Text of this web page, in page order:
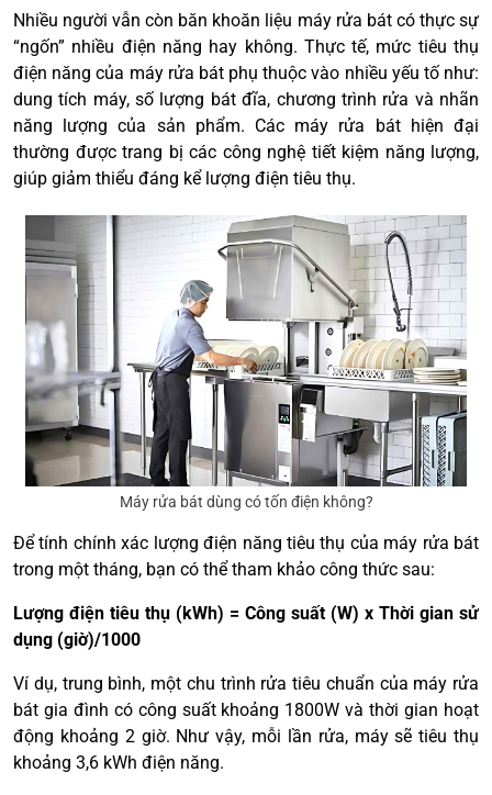
Nhiều người vẫn còn băn khoăn liệu máy rửa bát có thực sự
“ngốn” nhiều điện năng hay không. Thực tế, mức tiêu thụ
điện năng của máy rửa bát phụ thuộc vào nhiều yếu tố như:
dung tích máy, số lượng bát đĩa, chương trình rửa và nhãn
năng lượng của sản phẩm. Các máy rửa bát hiện đại
thường được trang bị các công nghệ tiết kiệm năng lượng,
giúp giảm thiểu đáng kể lượng điện tiêu thụ.
Máy rửa bát dùng có tốn điện không?
Để tính chính xác lượng điện năng tiêu thụ của máy rửa bát
trong một tháng, bạn có thể tham khảo công thức sau:
Lượng điện tiêu thụ (kWh) = Công suất (W) x Thời gian sử
dụng (giờ)/1000
Ví dụ, trung bình, một chu trình rửa tiêu chuẩn của máy rửa
bát gia đình có công suất khoảng 1800W và thời gian hoạt
động khoảng 2 giờ. Như vậy, mỗi lần rửa, máy sẽ tiêu thụ
khoảng 3,6 kWh điện năng.